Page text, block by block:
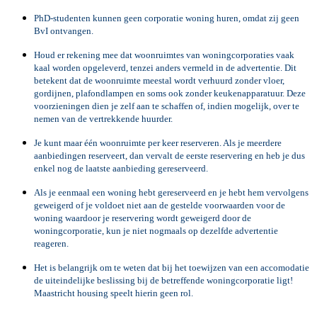
PhD-studenten kunnen geen corporatie woning huren, omdat zij geen
BvI ontvangen.
Houd er rekening mee dat woonruimtes van woningcorporaties vaak
kaal worden opgeleverd, tenzei anders vermeld in de advertentie. Dit
betekent dat de woonruimte meestal wordt verhuurd zonder vloer,
gordijnen, plafondlampen en soms ook zonder keukenapparatuur. Deze
voorzieningen dien je zelf aan te schaffen of, indien mogelijk, over te
nemen van de vertrekkende huurder.
Je kunt maar één woonruimte per keer reserveren. Als je meerdere
aanbiedingen reserveert, dan vervalt de eerste reservering en heb je dus
enkel nog de laatste aanbieding gereserveerd.
Als je eenmaal een woning hebt gereserveerd en je hebt hem vervolgens
geweigerd of je voldoet niet aan de gestelde voorwaarden voor de
woning waardoor je reservering wordt geweigerd door de
woningcorporatie, kun je niet nogmaals op dezelfde advertentie
reageren.
Het is belangrijk om te weten dat bij het toewijzen van een accomodatie
de uiteindelijke beslissing bij de betreffende woningcorporatie ligt!
Maastricht housing speelt hierin geen rol.